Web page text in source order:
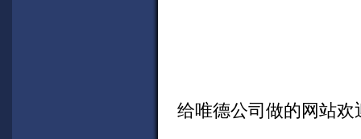
给唯德公司做的网站欢